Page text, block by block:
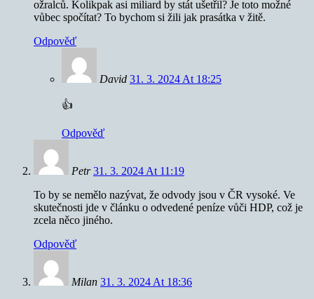
ožralců. Kolikpak asi miliard by stát ušetřil? Je toto možné
vůbec spočítat? To bychom si žili jak prasátka v žitě.
Odpověď
David 31. 3. 2024 At 18:25
👍
Odpověď
Petr 31. 3. 2024 At 11:19
To by se nemělo nazývat, že odvody jsou v ČR vysoké. Ve
skutečnosti jde v článku o odvedené peníze vůči HDP, což je
zcela něco jiného.
Odpověď
Milan 31. 3. 2024 At 18:36